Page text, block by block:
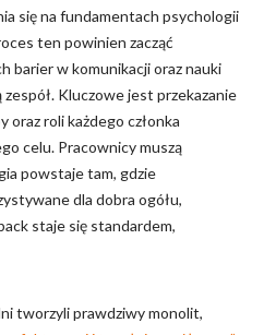
się na fundamentach psychologii
ten powinien zacząć
barier w komunikacji oraz nauki
Kluczowe jest przekazanie
roli każdego członka
celu. Pracownicy muszą
powstaje tam, gdzie
dla dobra ogółu,
staje się standardem,
tworzyli prawdziwy monolit,